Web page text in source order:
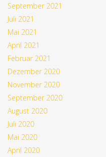
September 2021
Juli 2021
Mai 2021
April 2021
Februar 2021
Dezember 2020
November 2020
September 2020
August 2020
Juli 2020
Mai 2020
April 2020